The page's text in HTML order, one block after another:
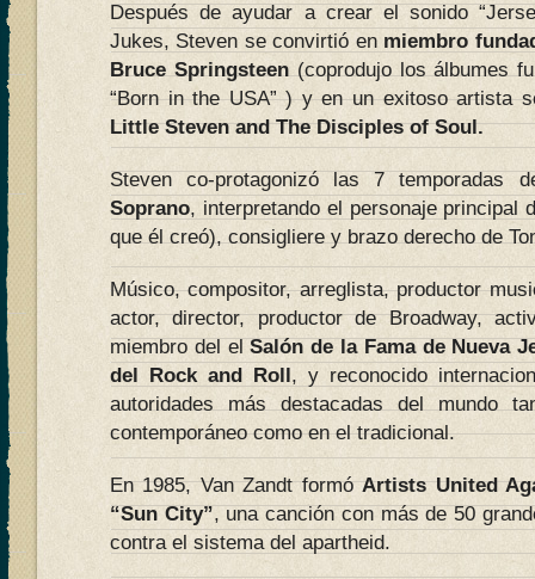
Después de ayudar a crear el sonido
Jukes, Steven se convirtió en miembro
Bruce Springsteen(coprodujo los álbumes
“Born in the USA” ) y en un exitoso artista
Little Steven and The Disciples of Soul.
Steven co-protagonizó las 7 temporadas
Soprano, interpretando el personaje principal
que él creó), consigliere y brazo derecho de
Músico, compositor, arreglista, productor
actor, director, productor de Broadway,
miembro del elSalón de la Fama de Nueva
del Rock and Roll, y reconocido
autoridades más destacadas del mundo
contemporáneo como en el tradicional.
En 1985, Van Zandt formóArtists United
“Sun City”, una canción con más de 50
contra el sistema del apartheid.